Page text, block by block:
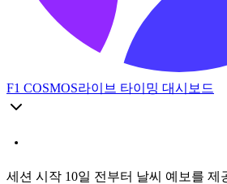
F1 COSMOS라이브 타이밍 대시보드
세션 시작 10일 전부터 날씨 예보를 제